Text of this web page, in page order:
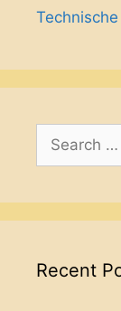
for:
Recent